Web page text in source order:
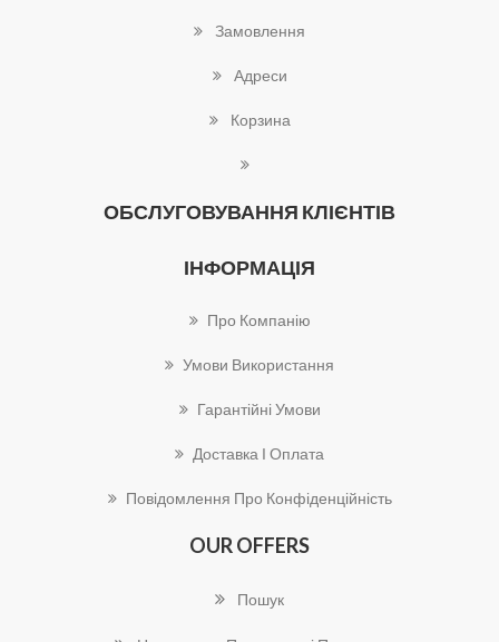
Замовлення
Адреси
Корзина
ОБСЛУГОВУВАННЯ КЛІЄНТІВ
ІНФОРМАЦІЯ
Про Компанію
Умови Використання
Гарантійні Умови
Доставка І Оплата
Повідомлення Про Конфіденційність
OUR OFFERS
Пошук